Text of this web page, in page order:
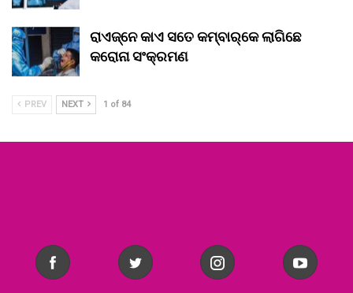
ରାଏଜ୍‌ନେ କାଏ ସତେ କମ୍‌ବାର୍‌କେ ଲାଗିଛେ
କରୋନା ସଂକ୍ରମଣ
PREV NEXT 1 of 84